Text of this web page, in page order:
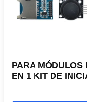
PARA MÓDULOS
EN 1 KIT DE